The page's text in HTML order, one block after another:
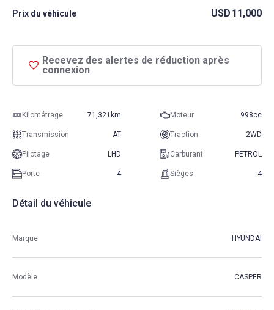
Prix ​​du véhicule USD 11,000
Recevez des alertes de réduction après
connexion
Kilométrage 71,321km Moteur 998cc
Transmission AT Traction 2WD
Pilotage LHD Carburant PETROL
Porte 4 Sièges 4
Détail du véhicule
Marque HYUNDAI
Modèle CASPER